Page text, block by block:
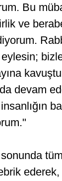
Bu
ve
devam